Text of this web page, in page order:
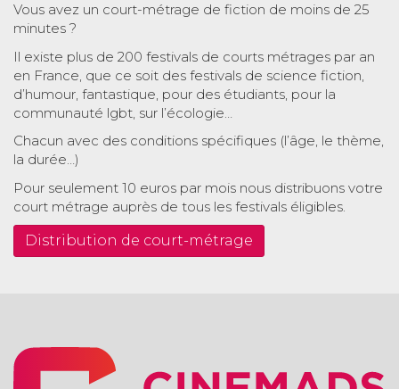
Vous avez un court-métrage de fiction de moins de 25
minutes ?
Il existe plus de 200 festivals de courts métrages par an
en France, que ce soit des festivals de science fiction,
d’humour, fantastique, pour des étudiants, pour la
communauté lgbt, sur l’écologie…
Chacun avec des conditions spécifiques (l’âge, le thème,
la durée…)
Pour seulement 10 euros par mois nous distribuons votre
court métrage auprès de tous les festivals éligibles.
Distribution de court-métrage